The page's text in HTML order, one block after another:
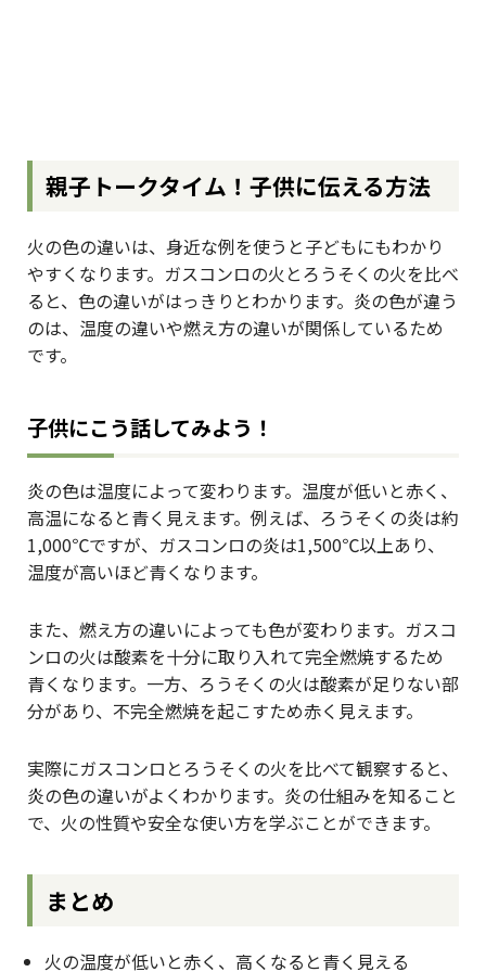
親子トークタイム！子供に伝える方法
火の色の違いは、身近な例を使うと子どもにもわかり
やすくなります。ガスコンロの火とろうそくの火を比べ
ると、色の違いがはっきりとわかります。炎の色が違う
のは、温度の違いや燃え方の違いが関係しているため
です。
子供にこう話してみよう！
炎の色は温度によって変わります。温度が低いと赤く、
高温になると青く見えます。例えば、ろうそくの炎は約
1,000℃ですが、ガスコンロの炎は1,500℃以上あり、
温度が高いほど青くなります。
また、燃え方の違いによっても色が変わります。ガスコ
ンロの火は酸素を十分に取り入れて完全燃焼するため
青くなります。一方、ろうそくの火は酸素が足りない部
分があり、不完全燃焼を起こすため赤く見えます。
実際にガスコンロとろうそくの火を比べて観察すると、
炎の色の違いがよくわかります。炎の仕組みを知ること
で、火の性質や安全な使い方を学ぶことができます。
まとめ
火の温度が低いと赤く、高くなると青く見える